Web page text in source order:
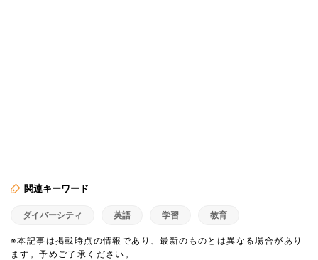
関連キーワード
ダイバーシティ 英語 学習 教育
※本記事は掲載時点の情報であり、最新のものとは異なる場合があり
ます。予めご了承ください。